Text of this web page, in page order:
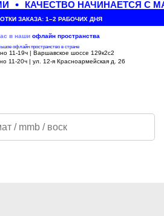
КАЧЕСТВО НАЧИНАЕТСЯ С
ЗАКАЗА: 1–2 РАБОЧИХ ДНЯ
в наши офлайн пространства
офлайн пространство в стране
11-19ч | Варшавское шоссе 129к2с2
11-20ч | ул. 12-я Красноармейская д. 26